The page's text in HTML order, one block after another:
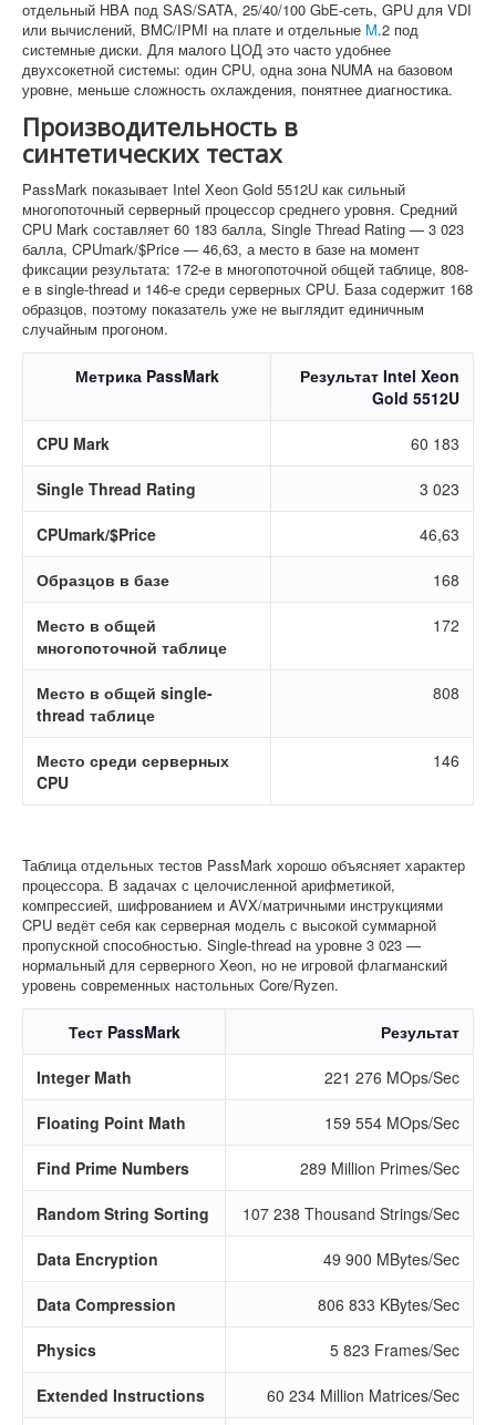
отдельный HBA под SAS/SATA, 25/40/100 GbE-сеть, GPU для VDI
или вычислений, BMC/IPMI на плате и отдельные M.2 под
системные диски. Для малого ЦОД это часто удобнее
двухсокетной системы: один CPU, одна зона NUMA на базовом
уровне, меньше сложность охлаждения, понятнее диагностика.
Производительность в
синтетических тестах
PassMark показывает Intel Xeon Gold 5512U как сильный
многопоточный серверный процессор среднего уровня. Средний
CPU Mark составляет 60 183 балла, Single Thread Rating — 3 023
балла, CPUmark/$Price — 46,63, а место в базе на момент
фиксации результата: 172-е в многопоточной общей таблице, 808-
е в single-thread и 146-е среди серверных CPU. База содержит 168
образцов, поэтому показатель уже не выглядит единичным
случайным прогоном.
Метрика PassMark
Результат Intel Xeon
Gold 5512U
CPU Mark 60 183
Single Thread Rating 3 023
CPUmark/$Price 46,63
Образцов в базе 168
Место в общей
многопоточной таблице
172
Место в общей single-
thread таблице
808
Место среди серверных
CPU
146
Таблица отдельных тестов PassMark хорошо объясняет характер
процессора. В задачах с целочисленной арифметикой,
компрессией, шифрованием и AVX/матричными инструкциями
CPU ведёт себя как серверная модель с высокой суммарной
пропускной способностью. Single-thread на уровне 3 023 —
нормальный для серверного Xeon, но не игровой флагманский
уровень современных настольных Core/Ryzen.
Тест PassMark Результат
Integer Math 221 276 MOps/Sec
Floating Point Math 159 554 MOps/Sec
Find Prime Numbers 289 Million Primes/Sec
Random String Sorting 107 238 Thousand Strings/Sec
Data Encryption 49 900 MBytes/Sec
Data Compression 806 833 KBytes/Sec
Physics 5 823 Frames/Sec
Extended Instructions 60 234 Million Matrices/Sec